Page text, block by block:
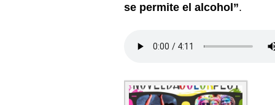
se permite el alcohol”.